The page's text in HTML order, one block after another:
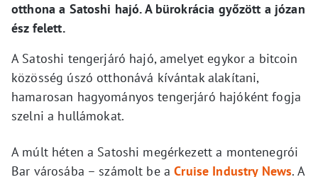
otthona a Satoshi hajó. A bürokrácia győzött a józan
ész felett.
A Satoshi tengerjáró hajó, amelyet egykor a bitcoin
közösség úszó otthonává kívántak alakítani,
hamarosan hagyományos tengerjáró hajóként fogja
szelni a hullámokat.
A múlt héten a Satoshi megérkezett a montenegrói
Bar városába – számolt be aCruise Industry News. A